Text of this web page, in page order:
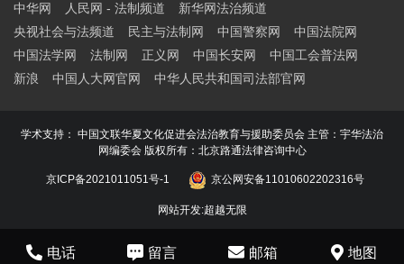
中华网
人民网 - 法制频道
新华网法治频道
央视社会与法频道
民主与法制网 中国警察网
中国法院网
中国法学网
法制网 正义网 中国长安网
中国工会普法网
新浪
中国人大网官网 中华人民共和国司法部官网
学术支持： 中国文联华夏文化促进会法治教育与援助委员会 主管：宇华法治
网编委会 版权所有：北京路通法律咨询中心
京ICP备2021011051号-1 京公网安备11010602202316号
网站开发:超越无限
电话 留言 邮箱 地图